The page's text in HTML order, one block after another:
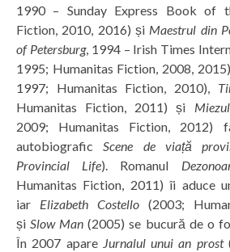
1990 – Sunday Express Book of
Fiction, 2010, 2016) și Maestrul din
of Petersburg, 1994 – Irish Times
1995; Humanitas Fiction, 2008,
1997; Humanitas Fiction, 2010),
Humanitas Fiction, 2011) și
2009; Humanitas Fiction, 2012)
autobiografic Scene de viață
Provincial Life). Romanul
Humanitas Fiction, 2011) îi aduce
iar Elizabeth Costello (2003;
șiSlow Man (2005) se bucură de o
În 2007 apare Jurnalul unui an prost